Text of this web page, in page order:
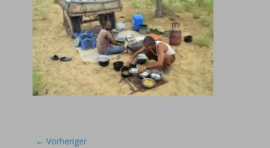
Beitragsnavigation
← Vorheriger